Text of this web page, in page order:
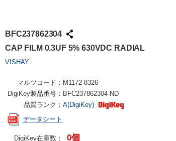
BFC237862304
CAP FILM 0.3UF 5% 630VDC RADIAL
VISHAY
マルツコード： M1172-8326
DigiKey製品番号： BFC237862304-ND
品質ランク： A(DigiKey)
データシート
DigiKey在庫数： 0個